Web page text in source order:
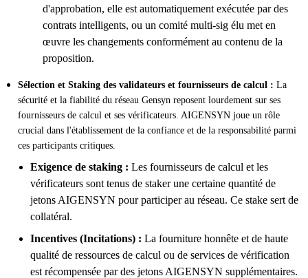
d'approbation, elle est automatiquement exécutée par des
contrats intelligents, ou un comité multi-sig élu met en
œuvre les changements conformément au contenu de la
proposition.
Sélection et Staking des validateurs et fournisseurs de calcul : La
sécurité et la fiabilité du réseau Gensyn reposent lourdement sur ses
fournisseurs de calcul et ses vérificateurs. AIGENSYN joue un rôle
crucial dans l'établissement de la confiance et de la responsabilité parmi
ces participants critiques.
Exigence de staking : Les fournisseurs de calcul et les
vérificateurs sont tenus de staker une certaine quantité de
jetons AIGENSYN pour participer au réseau. Ce stake sert de
collatéral.
Incentives (Incitations) : La fourniture honnête et de haute
qualité de ressources de calcul ou de services de vérification
est récompensée par des jetons AIGENSYN supplémentaires.